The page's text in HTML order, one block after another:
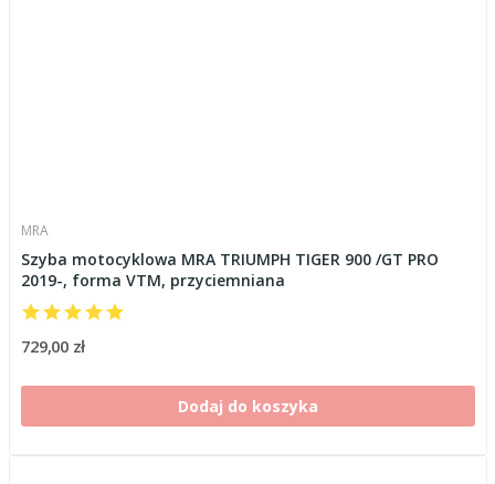
MRA
Szyba motocyklowa MRA TRIUMPH TIGER 900 /GT PRO
2019-, forma VTM, przyciemniana
729,00 zł
Dodaj do koszyka